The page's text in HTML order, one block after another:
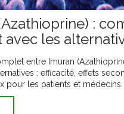
:
les
entre Imuran
: efficacité, effets
pour les patients et médecins.